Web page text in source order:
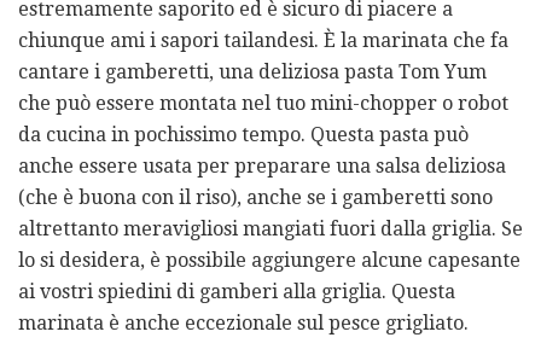
estremamente saporito ed è sicuro di piacere a
chiunque ami i sapori tailandesi. È la marinata che fa
cantare i gamberetti, una deliziosa pasta Tom Yum
che può essere montata nel tuo mini-chopper o robot
da cucina in pochissimo tempo. Questa pasta può
anche essere usata per preparare una salsa deliziosa
(che è buona con il riso), anche se i gamberetti sono
altrettanto meravigliosi mangiati fuori dalla griglia. Se
lo si desidera, è possibile aggiungere alcune capesante
ai vostri spiedini di gamberi alla griglia. Questa
marinata è anche eccezionale sul pesce grigliato.